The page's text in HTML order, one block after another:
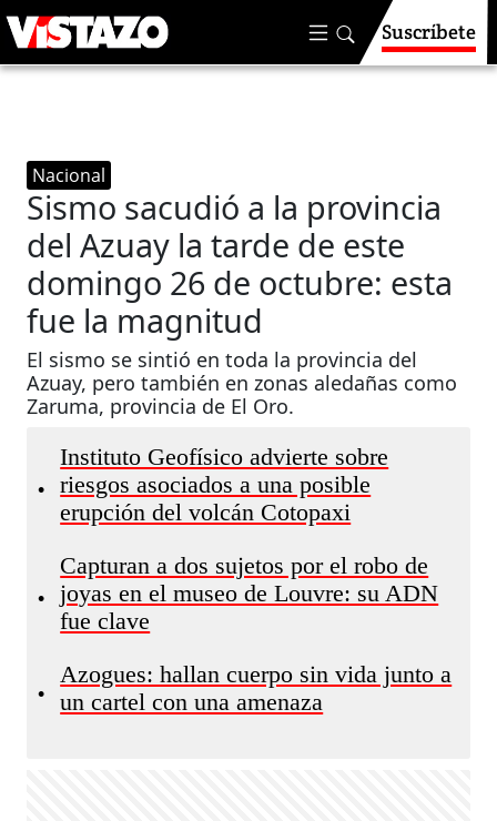
Suscríbete
Nacional
Sismo sacudió a la provincia
del Azuay la tarde de este
domingo 26 de octubre: esta
fue la magnitud
El sismo se sintió en toda la provincia del
Azuay, pero también en zonas aledañas como
Zaruma, provincia de El Oro.
•
Instituto Geofísico advierte sobre
riesgos asociados a una posible
erupción del volcán Cotopaxi
•
Capturan a dos sujetos por el robo de
joyas en el museo de Louvre: su ADN
fue clave
•
Azogues: hallan cuerpo sin vida junto a
un cartel con una amenaza